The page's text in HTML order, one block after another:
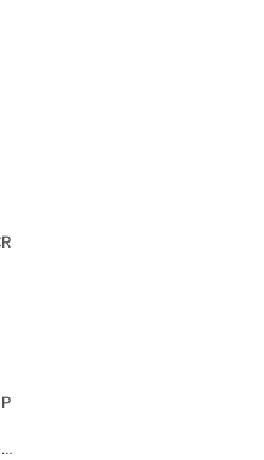
Convenio Cooperación jóvenes emprendedores